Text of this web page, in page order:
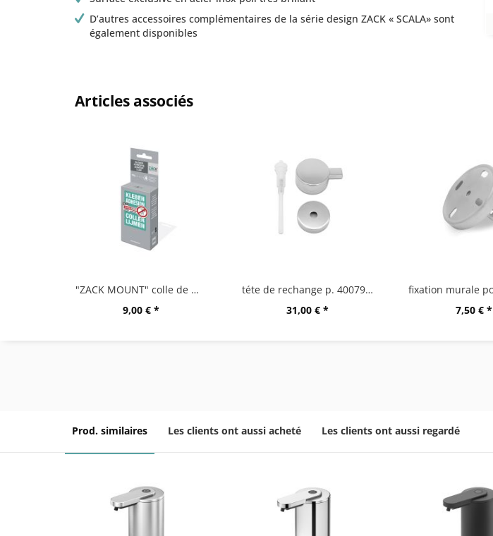
D’autres accessoires complémentaires de la série design ZACK « SCALA» sont
également disponibles
Articles associés
"ZACK MOUNT" colle de montage,12g
9,00 € *
téte de rechange p. 40079/80
31,00 € *
7,50 € *
Prod. similaires Les clients ont aussi acheté Les clients ont aussi regardé